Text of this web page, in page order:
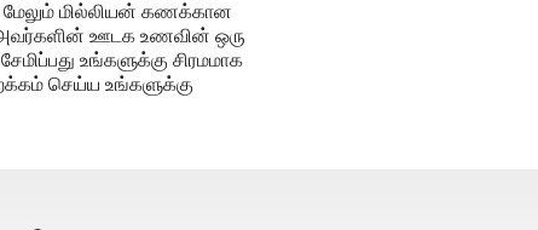
மேலும் மில்லியன் கணக்கான
அவர்களின் ஊடக உணவின் ஒரு
உங்களுக்கு சிரமமாக
செய்ய உங்களுக்கு